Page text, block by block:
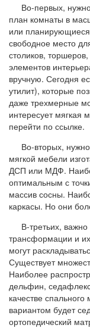
Во-первых,
план комнаты в
или
свободное место
столиков,
элементов
вручную. Сегодня
утилит), которые
даже трехмерные
интересует мягкая
перейти по ссылке.
Во-вторых,
мягкой мебели
ДСП или МДФ.
оптимальным с
массив сосны.
каркасы. Но они
В-третьих,
трансформации и
могут
Существует
Наиболее
дельфин,
качестве
вариантом будет
ортопедический